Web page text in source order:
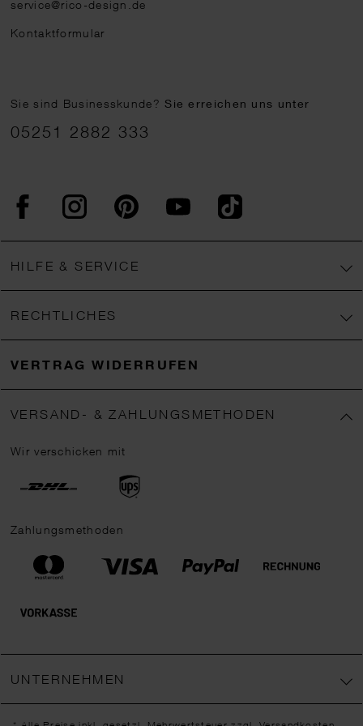
service@rico-design.de
Kontaktformular
Sie sind Businesskunde?Sie erreichen uns unter
05251 2882 333
FacebookInstagram PinterestYouTubeTikTok
HILFE & SERVICE
RECHTLICHES
VERTRAG WIDERRUFEN
VERSAND- & ZAHLUNGSMETHODEN
Wir verschicken mit
Zahlungsmethoden
UNTERNEHMEN